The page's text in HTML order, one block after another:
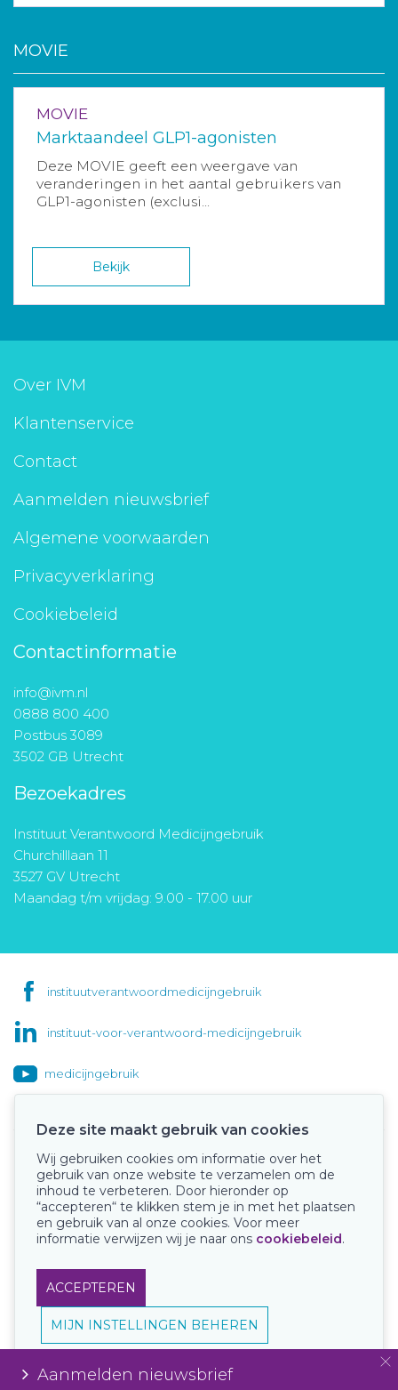
MOVIE
MOVIE
Marktaandeel GLP1-agonisten
Deze MOVIE geeft een weergave van
veranderingen in het aantal gebruikers van
GLP1-agonisten (exclusi...
Bekijk
Over IVM
Klantenservice
Contact
Aanmelden nieuwsbrief
Algemene voorwaarden
Privacyverklaring
Cookiebeleid
Contactinformatie
info@ivm.nl
0888 800 400
Postbus 3089
3502 GB Utrecht
Bezoekadres
Instituut Verantwoord Medicijngebruik
Churchilllaan 11
3527 GV Utrecht
Maandag t/m vrijdag: 9.00 - 17.00 uur
instituutverantwoordmedicijngebruik
instituut-voor-verantwoord-medicijngebruik
medicijngebruik
Onze keurmerken
Aanmelden nieuwsbrief
Deze site maakt gebruik van cookies
Wij gebruiken cookies om informatie over het
gebruik van onze website te verzamelen om de
inhoud te verbeteren. Door hieronder op
“accepteren“ te klikken stem je in met het plaatsen
en gebruik van al onze cookies. Voor meer
informatie verwijzen wij je naar ons cookiebeleid.
ACCEPTEREN
MIJN INSTELLINGEN BEHEREN